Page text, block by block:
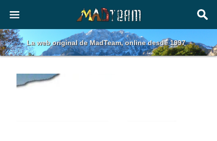
La web original de MadTeam, online desde 1997